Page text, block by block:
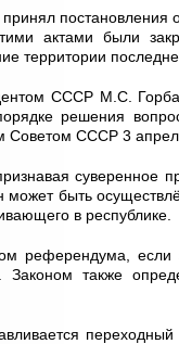
постановления
актами были
территории
СССР М.С.
решения
СССР 3
суверенное
быть
в республике.
референдума, если
также